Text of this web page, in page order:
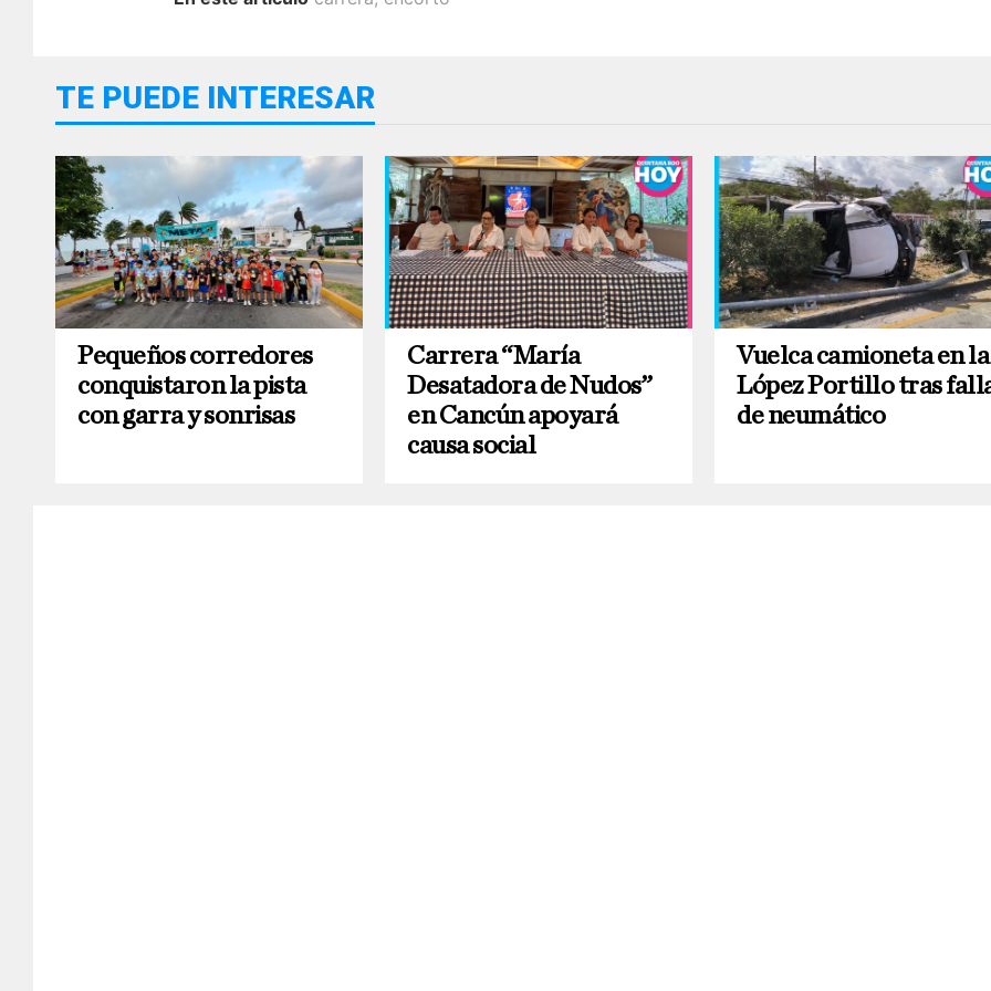
TE PUEDE INTERESAR
Pequeños corredores
conquistaron la pista
con garra y sonrisas
Carrera “María
Desatadora de Nudos”
en Cancún apoyará
causa social
Vuelca camioneta en la
López Portillo tras
de neumático